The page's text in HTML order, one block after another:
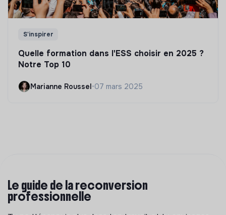
S'inspirer
Quelle formation dans l'ESS choisir en 2025 ?
Notre Top 10
Marianne Roussel•07 mars 2025
Le guide de la reconversion
professionnelle